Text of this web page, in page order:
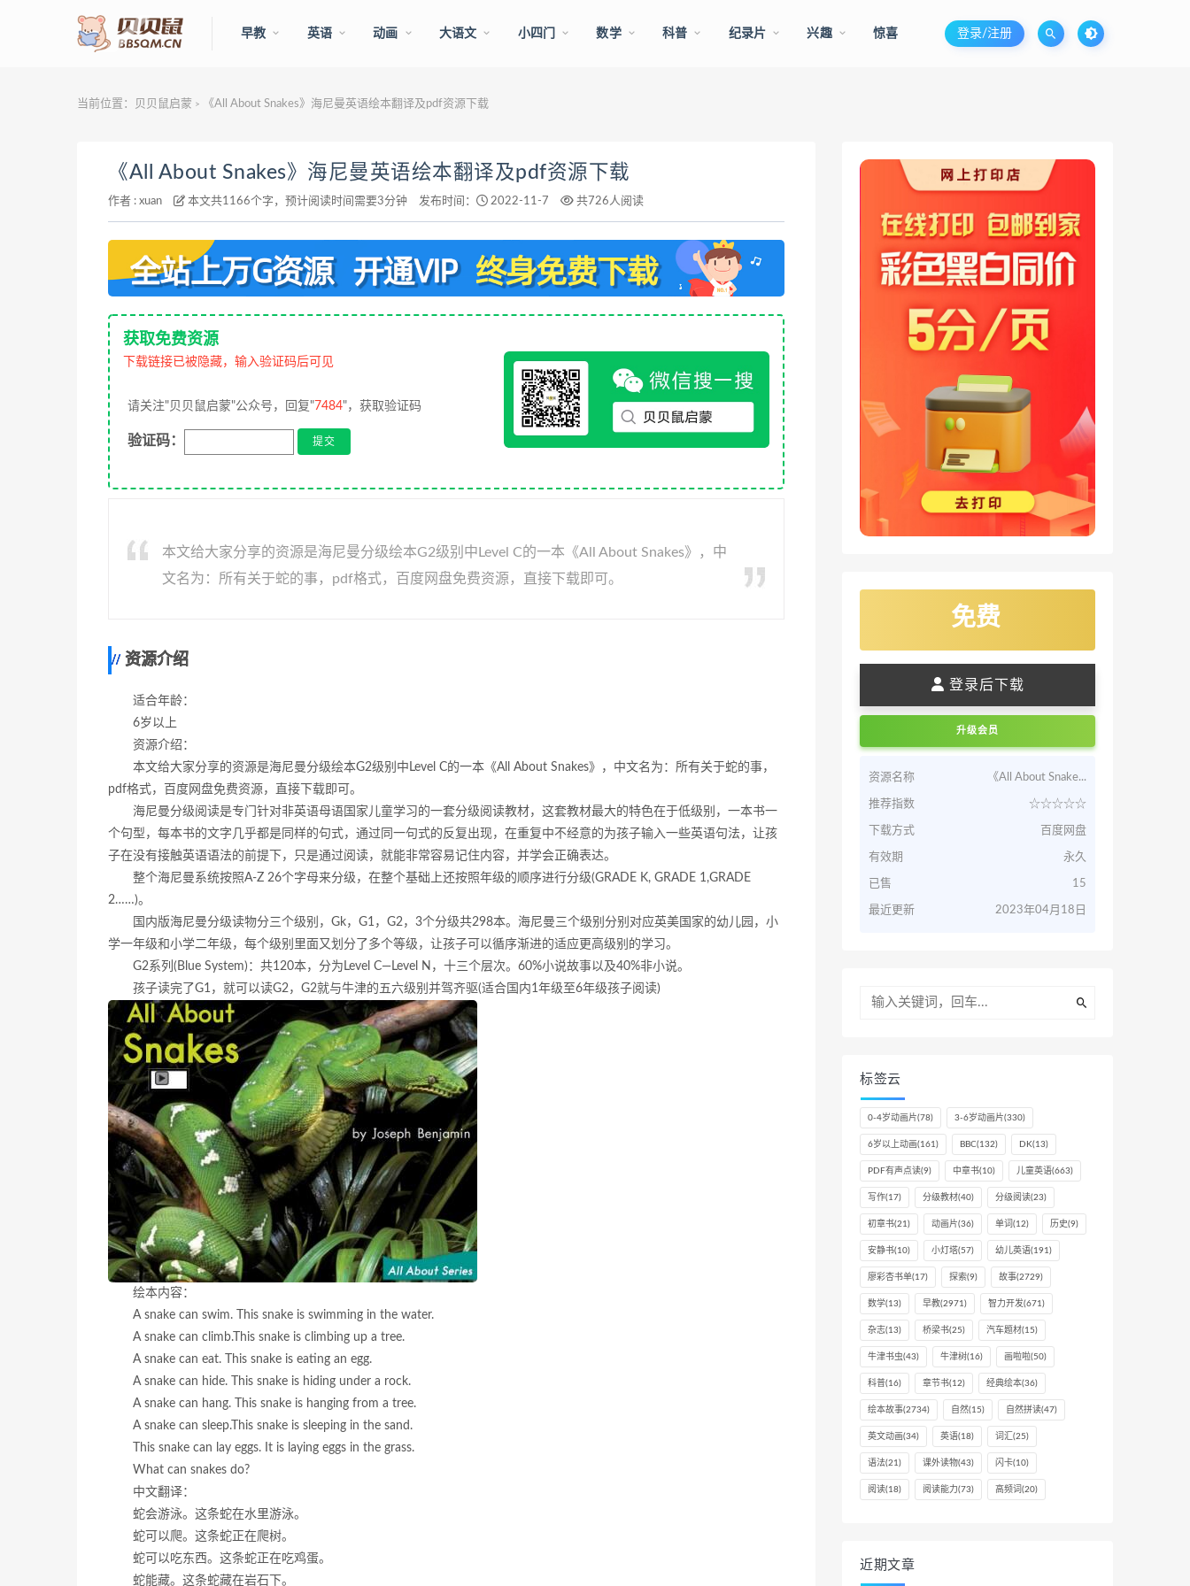
早教 英语 动画 大语文 小四门 数学 科普 纪录片 兴趣 惊喜 登录/注册
当前位置： 贝贝鼠启蒙 > 《All About Snakes》海尼曼英语绘本翻译及pdf资源下载
《All About Snakes》海尼曼英语绘本翻译及pdf资源下载
作者 : xuan 本文共1166个字，预计阅读时间需要3分钟 发布时间： 2022-11-7 共726人阅读
获取免费资源
下载链接已被隐藏，输入验证码后可见
请关注"贝贝鼠启蒙"公众号，回复"7484"，获取验证码
验证码：
本文给大家分享的资源是海尼曼分级绘本G2级别中Level C的一本《All About Snakes》，中
文名为：所有关于蛇的事，pdf格式，百度网盘免费资源，直接下载即可。
资源介绍
适合年龄：
6岁以上
资源介绍：
本文给大家分享的资源是海尼曼分级绘本G2级别中Level C的一本《All About Snakes》，中文名为：所有关于蛇的事，
pdf格式，百度网盘免费资源，直接下载即可。
海尼曼分级阅读是专门针对非英语母语国家儿童学习的一套分级阅读教材，这套教材最大的特色在于低级别，一本书一
个句型，每本书的文字几乎都是同样的句式，通过同一句式的反复出现，在重复中不经意的为孩子输入一些英语句法，让孩
子在没有接触英语语法的前提下，只是通过阅读，就能非常容易记住内容，并学会正确表达。
整个海尼曼系统按照A-Z 26个字母来分级，在整个基础上还按照年级的顺序进行分级(GRADE K, GRADE 1,GRADE
2……)。
国内版海尼曼分级读物分三个级别，Gk，G1，G2，3个分级共298本。海尼曼三个级别分别对应英美国家的幼儿园，小
学一年级和小学二年级，每个级别里面又划分了多个等级，让孩子可以循序渐进的适应更高级别的学习。
G2系列(Blue System)：共120本，分为Level C—Level N，十三个层次。60%小说故事以及40%非小说。
孩子读完了G1，就可以读G2，G2就与牛津的五六级别并驾齐驱(适合国内1年级至6年级孩子阅读)
绘本内容：
A snake can swim. This snake is swimming in the water.
A snake can climb.This snake is climbing up a tree.
A snake can eat. This snake is eating an egg.
A snake can hide. This snake is hiding under a rock.
A snake can hang. This snake is hanging from a tree.
A snake can sleep.This snake is sleeping in the sand.
This snake can lay eggs. It is laying eggs in the grass.
What can snakes do?
中文翻译：
蛇会游泳。这条蛇在水里游泳。
蛇可以爬。这条蛇正在爬树。
蛇可以吃东西。这条蛇正在吃鸡蛋。
蛇能藏。这条蛇藏在岩石下。
免费
登录后下载
升级会员
资源名称 《All About Snake...
推荐指数 ☆☆☆☆☆
下载方式 百度网盘
有效期 永久
已售 15
最近更新 2023年04月18日
标签云
0-4岁动画片(78) 3-6岁动画片(330)
6岁以上动画(161) BBC(132) DK(13)
PDF有声点读(9) 中章书(10) 儿童英语(663)
写作(17) 分级教材(40) 分级阅读(23)
初章书(21) 动画片(36) 单词 (12) 历史(9)
安静书(10) 小灯塔(57) 幼儿英语(191)
廖彩杏书单(17) 探索(9) 故事(2729)
数学(13) 早教(2971) 智力开发(671)
杂志(13) 桥梁书(25) 汽车题材(15)
牛津书虫(43) 牛津树(16) 画啦啦(50)
科普(16) 章节书(12) 经典绘本(36)
绘本故事(2734) 自然(15) 自然拼读(47)
英文动画(34) 英语(18) 词汇 (25)
语法(21) 课外读物(43) 闪卡(10)
阅读(18) 阅读能力 (73) 高频词 (20)
近期文章